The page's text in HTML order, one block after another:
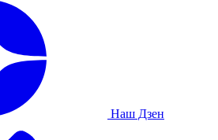
Наш Дзен